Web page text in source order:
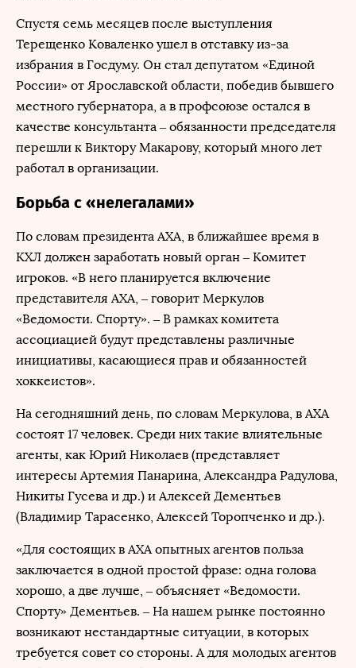
Спустя семь месяцев после выступления
Терещенко Коваленко ушел в отставку из-за
избрания в Госдуму. Он стал депутатом «Единой
России» от Ярославской области, победив бывшего
местного губернатора, а в профсоюзе остался в
качестве консультанта – обязанности председателя
перешли к Виктору Макарову, который много лет
работал в организации.
Борьба с «нелегалами»
По словам президента АХА, в ближайшее время в
КХЛ должен заработать новый орган – Комитет
игроков. «В него планируется включение
представителя АХА, – говорит Меркулов
«Ведомости. Спорту». – В рамках комитета
ассоциацией будут представлены различные
инициативы, касающиеся прав и обязанностей
хоккеистов».
На сегодняшний день, по словам Меркулова, в АХА
состоят 17 человек. Среди них такие влиятельные
агенты, как Юрий Николаев (представляет
интересы Артемия Панарина, Александра Радулова,
Никиты Гусева и др.) и Алексей Дементьев
(Владимир Тарасенко, Алексей Торопченко и др.).
«Для состоящих в АХА опытных агентов польза
заключается в одной простой фразе: одна голова
хорошо, а две лучше, – объясняет «Ведомости.
Спорту» Дементьев. – На нашем рынке постоянно
возникают нестандартные ситуации, в которых
требуется совет со стороны. А для молодых агентов